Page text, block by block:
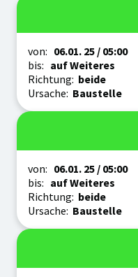
Zeitraum
von: 06.01. 25/ 05:00
bis: auf Weiteres
Richtung: beide
Ursache: Baustelle
Zeitraum
von: 06.01. 25/ 05:00
bis: auf Weiteres
Richtung: beide
Ursache: Baustelle